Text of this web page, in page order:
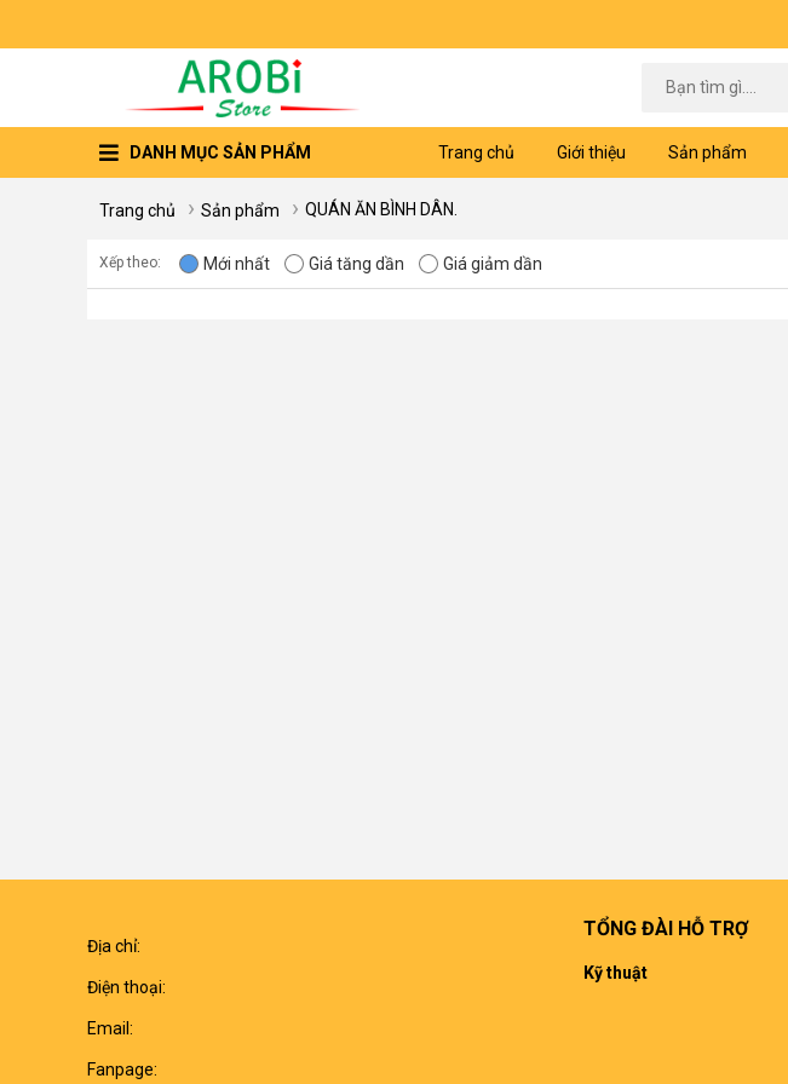
DANH MỤC SẢN PHẨM Trang chủ Giới thiệu Sản phẩm
Trang chủ Sản phẩm QUÁN ĂN BÌNH DÂN.
Xếp theo: Mới nhất Giá tăng dần Giá giảm dần
Địa chỉ:
Điện thoại:
Email:
Fanpage:
TỔNG ĐÀI HỖ TRỢ
Kỹ thuật